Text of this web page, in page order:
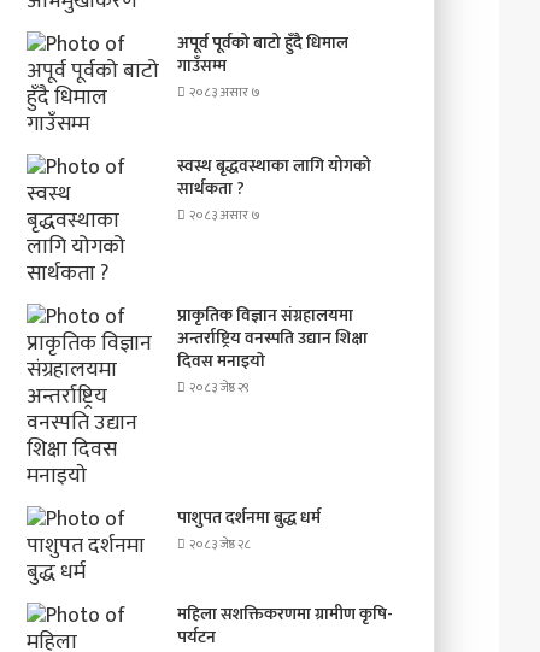
अपूर्व पूर्वको बाटो हुँदै धिमाल
गाउँसम्म
२०८३ असार ७
स्वस्थ बृद्धवस्थाका लागि योगको
सार्थकता ?
२०८३ असार ७
प्राकृतिक विज्ञान संग्रहालयमा
अन्तर्राष्ट्रिय वनस्पति उद्यान शिक्षा
दिवस मनाइयाे
२०८३ जेष्ठ २९
पाशुपत दर्शनमा बुद्ध धर्म​
२०८३ जेष्ठ २८
महिला सशक्तिकरणमा ग्रामीण कृषि-
पर्यटन